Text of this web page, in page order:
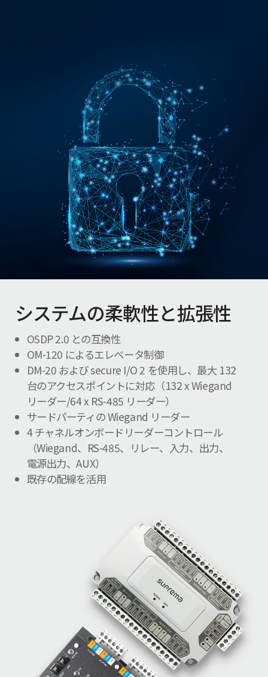
システムの柔軟性と拡張性
OSDP 2.0 との互換性
OM-120 によるエレベータ制御
DM-20 および secure I/O 2 を使用し、最大 132
台のアクセスポイントに対応（132 x Wiegand
リーダー/64 x RS-485 リーダー）
サードパーティの Wiegand リーダー
4 チャネルオンボードリーダーコントロール
（Wiegand、RS-485、リレー、入力、出力、
電源出力、AUX）
既存の配線を活用